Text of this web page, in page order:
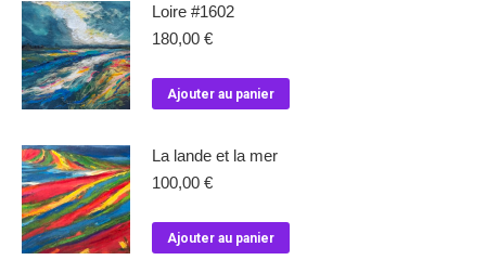
Loire #1602
180,00 €
Ajouter au panier
La lande et la mer
100,00 €
Ajouter au panier